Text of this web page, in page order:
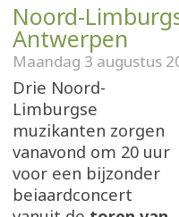
Noord-
Antwerpen
Maandag 3 augustus
Drie Noord-
Limburgse
muzikanten zorgen
vanavond om 20 uur
voor een bijzonder
beiaardconcert